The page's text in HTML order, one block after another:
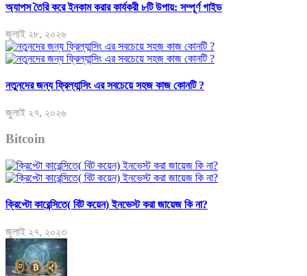
অ্যাপস তৈরি করে ইনকাম করার কার্যকরী ৮টি উপায়: সম্পূর্ণ গাইড
জুলাই ২৮, ২০২৬
নতুনদের জন্য ফ্রিল্যান্সিং এর সবচেয়ে সহজ কাজ কোনটি ?
জুলাই ২৭, ২০২৬
Bitcoin
ক্রিপ্টো কারেন্সিতে( বিট কয়েন) ইনভেস্ট করা জায়েজ কি না?
জুলাই ২৭, ২০২৩